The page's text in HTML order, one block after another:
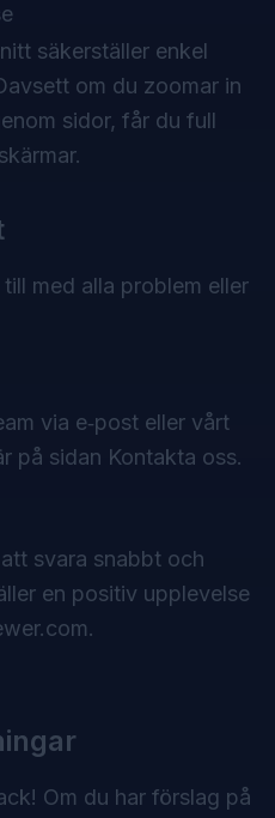
säkerställer enkel
om du zoomar in
sidor, får du full
med alla problem eller
via e‑post eller vårt
på sidan Kontakta oss.
svara snabbt och
en positiv upplevelse
Om du har förslag på